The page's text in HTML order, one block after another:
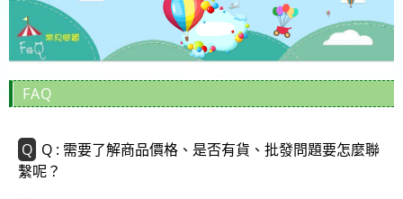
FAQ
Q : 需要了解商品價格、是否有貨、批發問題要怎麼聯
繫呢？